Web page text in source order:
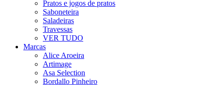
Pratos e jogos de pratos
Saboneteira
Saladeiras
Travessas
VER TUDO
Marcas
Alice Aroeira
Artimage
Asa Selection
Bordallo Pinheiro